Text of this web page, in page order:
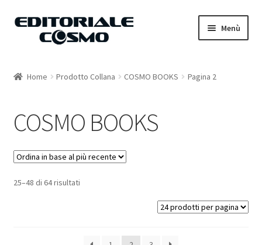
Vai
Vai
Menù
Carrello
Il mio account
Home Prodotto Collana COSMO BOOKS Pagina 2
COSMO BOOKS
25–48 di 64 risultati